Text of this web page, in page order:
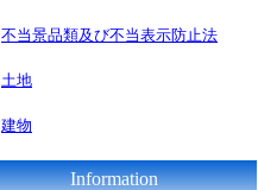
不当景品類及び不当表示防止法
土地
建物
Information